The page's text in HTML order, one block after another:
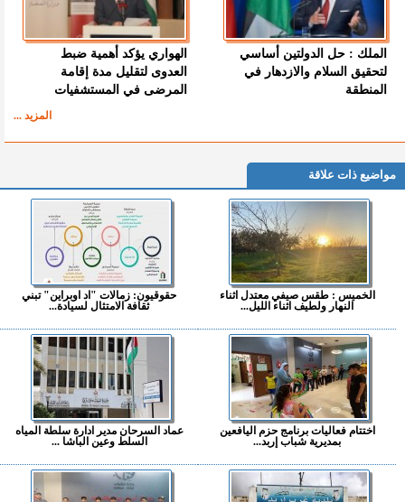
الملك : حل الدولتين أساسي
لتحقيق السلام والازدهار في
المنطقة
الهواري يؤكد أهمية ضبط
العدوى لتقليل مدة إقامة
المرضى في المستشفيات
المزيد ...
مواضيع ذات علاقة
الخميس : طقس صيفي معتدل اثناء
النهار ولطيف اثناء الليل...
حقوقيون: زمالات "اد اوبراين" تبني
ثقافة الامتثال لسيادة...
اختتام فعاليات برنامج حزم اليافعين
بمديرية شباب إربد...
عماد السرحان مدير ادارة سلطة المياه
السلط وعين الباشا ...